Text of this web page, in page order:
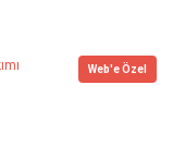
Web'e Özel